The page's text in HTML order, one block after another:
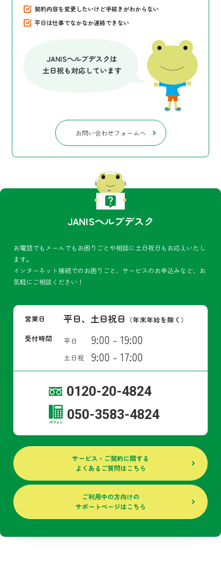
契約内容を変更したいけど手続きがわからない
平日は仕事でなかなか連絡できない
お問い合わせフォームへ
JANISヘルプデスク
お電話でもメールでもお困りごとや相談に土日祝日もお応えいたし
ます。
インターネット接続でのお困りごと、サービスのお申込みなど、お
気軽にご相談ください！
営業日 平日、土日祝日 （年末年始を除く）
受付時間
平日 9:00 - 19:00
土日祝 9:00 - 17:00
0120-20-4824
050-3583-4824
サービス・ご契約に関する
よくあるご質問はこちら
ご利用中の方向けの
サポートページはこちら